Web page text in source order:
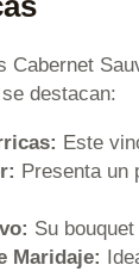
Cabernet
destacan:
Este
Presenta
Su
Maridaje: